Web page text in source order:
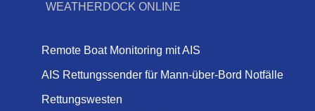
WEATHERDOCK ONLINE
Remote Boat Monitoring mit AIS
AIS Rettungssender für Mann-über-Bord Notfälle
Rettungswesten